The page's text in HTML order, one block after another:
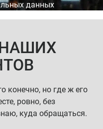
данных
конечно, но где ж его
ровно, без
куда обращаться.